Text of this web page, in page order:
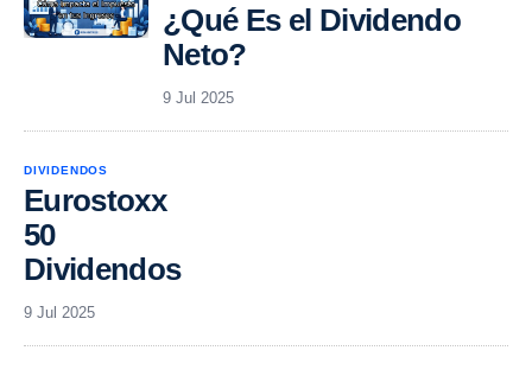
¿Qué Es el Dividendo
Neto?
9 Jul 2025
DIVIDENDOS
Eurostoxx
50
Dividendos
9 Jul 2025